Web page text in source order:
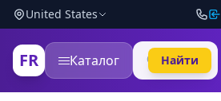
United States
FR Каталог Найти